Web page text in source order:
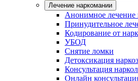
Лечение наркомании
Анонимное лечение
Принудительное
Кодирование от
УБОД
Снятие ломки
Детоксикация
Консультация
Онлайн